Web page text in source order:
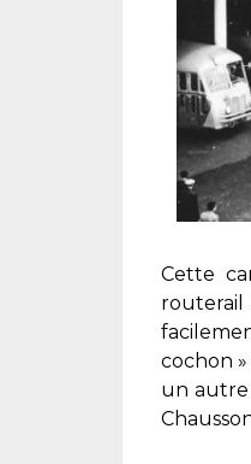
Cette
routerail
cochon
un autre